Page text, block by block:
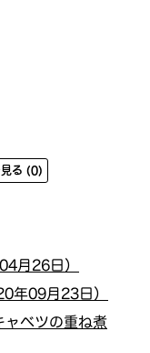
見る (0)
月26日）
年09月23日）
ャベツの重ね煮